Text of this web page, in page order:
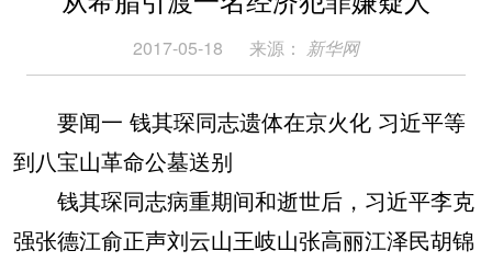
2017-05-18 来源： 新华网
要闻一 钱其琛同志遗体在京火化 习近平等
到八宝山革命公墓送别
钱其琛同志病重期间和逝世后，习近平李克
强张德江俞正声刘云山王岐山张高丽江泽民胡锦